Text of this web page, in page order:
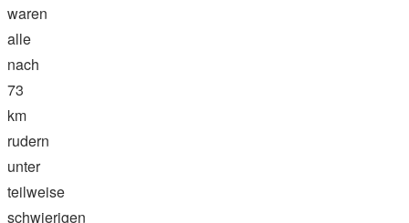
waren
alle
nach
73
km
rudern
unter
teilweise
schwierigen